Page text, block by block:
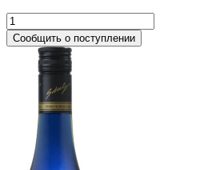
Сообщить о поступлении